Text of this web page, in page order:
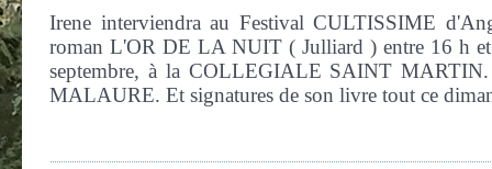
Irene interviendra au Festival CULTISSIME
roman L'OR DE LA NUIT ( Julliard ) entre 16 h
septembre, à la COLLEGIALE SAINT MARTIN.
MALAURE. Et signatures de son livre tout ce